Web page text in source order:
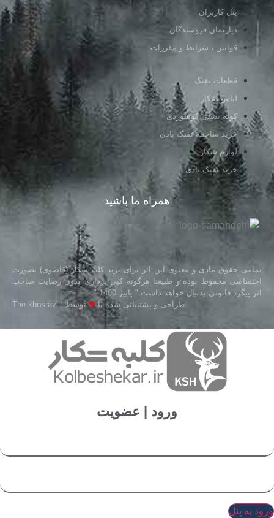
پنل کاربران
دپارتمان فروشندگان
قوانین ، شرایط و مقررات
قطعات تفنگ
لباس شکار
کوله پشتی کوهنوردی
خرید ساچمه تفنگ بادی
لوازم شکار
خرید تفنگ بادی
همراه ما باشید
تمامی حقوق مادی و معنوی این اثر برای برند کلبه شکار (قاضوی) بصورت
اختصاصی محفوظ بوده و طبیعتا هرگونه کپی برداری بدون رضایت صاحب
اثر پیگرد قانونی بدنبال خواهد داشت." پاییز 1400 "
طراحی و پشتیبانی شده با❤توسط : The khosravi
ورود | عضویت
ورود به پنل